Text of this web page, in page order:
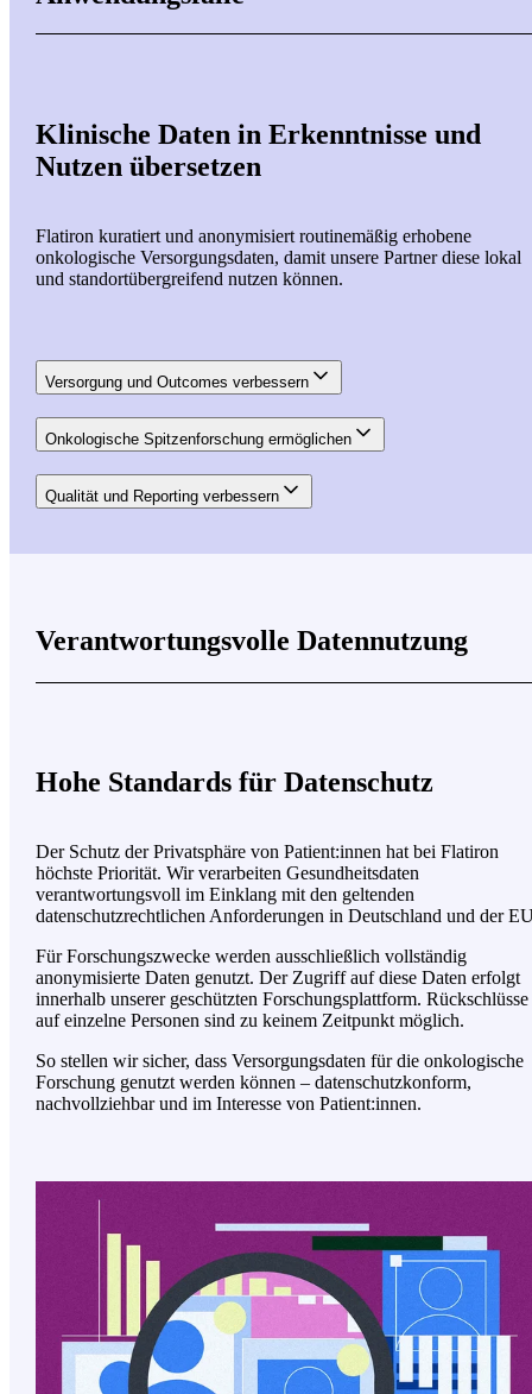
Klinische Daten in Erkenntnisse und
Nutzen übersetzen
Flatiron kuratiert und anonymisiert routinemäßig erhobene
onkologische Versorgungsdaten, damit unsere Partner diese lokal
und standortübergreifend nutzen können.
Versorgung und Outcomes verbessern
Onkologische Spitzenforschung ermöglichen
Qualität und Reporting verbessern
Verantwortungsvolle Datennutzung
Hohe Standards für Datenschutz
Der Schutz der Privatsphäre von Patient:innen hat bei Flatiron
höchste Priorität. Wir verarbeiten Gesundheitsdaten
verantwortungsvoll im Einklang mit den geltenden
datenschutzrechtlichen Anforderungen in Deutschland und der
Für Forschungszwecke werden ausschließlich vollständig
anonymisierte Daten genutzt. Der Zugriff auf diese Daten erfolgt
innerhalb unserer geschützten Forschungsplattform. Rückschlüsse
auf einzelne Personen sind zu keinem Zeitpunkt möglich.
So stellen wir sicher, dass Versorgungsdaten für die onkologische
Forschung genutzt werden können – datenschutzkonform,
nachvollziehbar und im Interesse von Patient:innen.